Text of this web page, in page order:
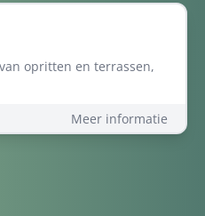
opritten en terrassen,
Meer informatie